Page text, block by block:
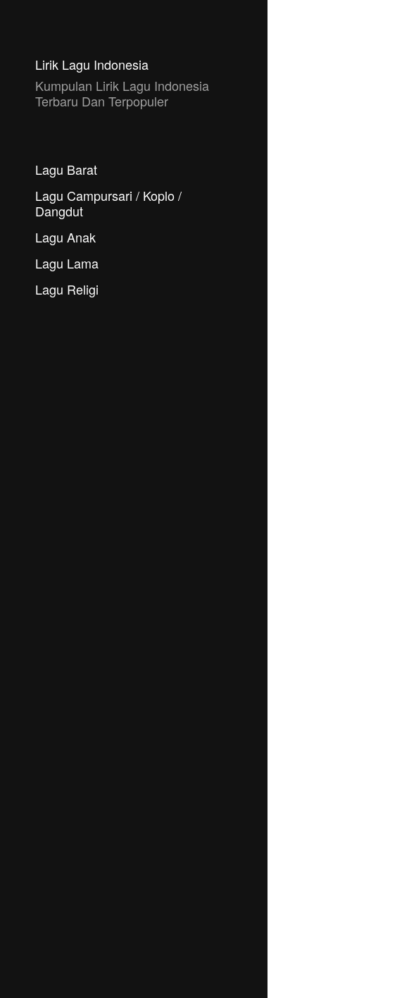
Lirik Lagu Indonesia
Kumpulan Lirik Lagu Indonesia
Terbaru Dan Terpopuler
Lagu Barat
Lagu Campursari / Koplo /
Dangdut
Lagu Anak
Lagu Lama
Lagu Religi